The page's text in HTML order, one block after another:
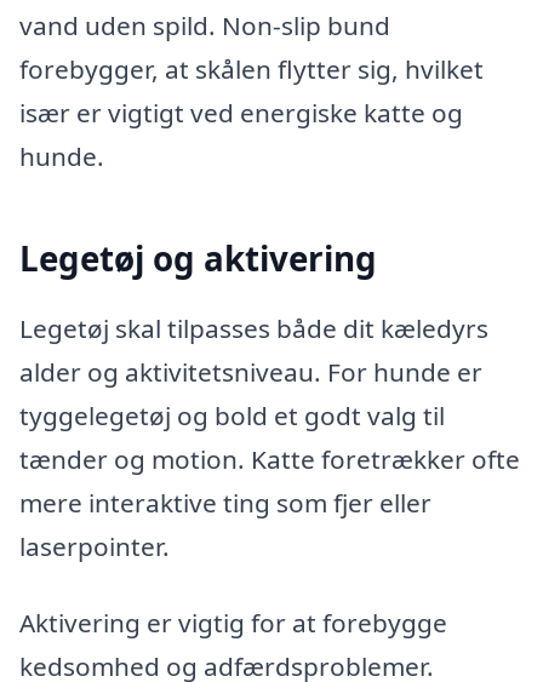
vand uden spild. Non-slip bund
forebygger, at skålen flytter sig, hvilket
især er vigtigt ved energiske katte og
hunde.
Legetøj og aktivering
Legetøj skal tilpasses både dit kæledyrs
alder og aktivitetsniveau. For hunde er
tyggelegetøj og bold et godt valg til
tænder og motion. Katte foretrækker ofte
mere interaktive ting som fjer eller
laserpointer.
Aktivering er vigtig for at forebygge
kedsomhed og adfærdsproblemer.